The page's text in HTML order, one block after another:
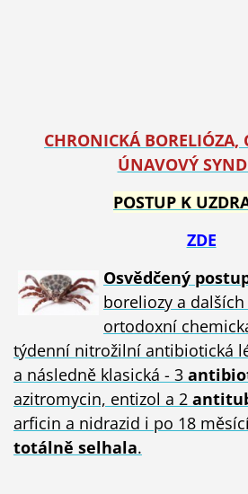
CHRONICKÁ BORELIÓZA,
ÚNAVOVÝ
POSTUP K
ZDE
Osvědčený
boreliozy a
ortodoxní
týdenní nitrožilní antibiotická
a následně klasická - 3
azitromycin, entizol a 2
arficin a nidrazid i po 18
totálně selhala.